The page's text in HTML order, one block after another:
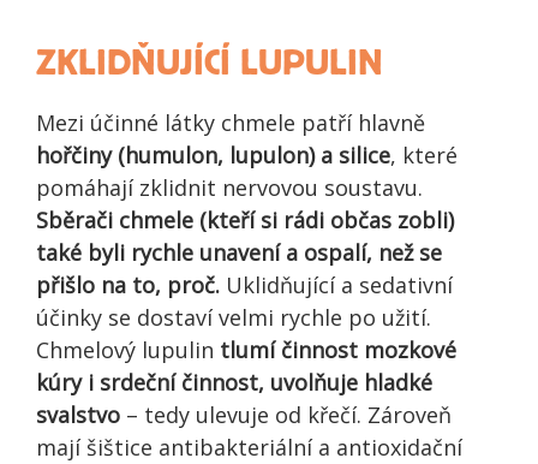
ZKLIDŇUJÍCÍ LUPULIN
Mezi účinné látky chmele patří hlavně
hořčiny (humulon, lupulon) a silice, které
pomáhají zklidnit nervovou soustavu.
Sběrači chmele (kteří si rádi občas zobli)
také byli rychle unavení a ospalí, než se
přišlo na to, proč. Uklidňující a sedativní
účinky se dostaví velmi rychle po užití.
Chmelový lupulin tlumí činnost mozkové
kúry i srdeční činnost, uvolňuje hladké
svalstvo – tedy ulevuje od křečí. Zároveň
mají šištice antibakteriální a antioxidační